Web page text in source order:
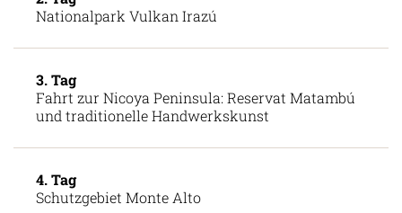
2. Tag
3. Tag
Fahrt zur Nicoya Peninsula: Reservat Matambú
4. Tag